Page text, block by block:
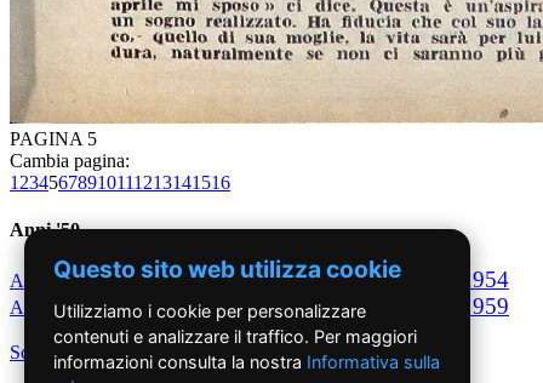
PAGINA 5
Cambia pagina:
1 2345678910111213141516
Anni '50
Anno1950Anno1951 Anno1952 Anno1953 1954
Anno 1955Anno1956 Anno1957Anno1958 1959
Scegli per decennio
Questo sito web utilizza cookie
Utilizziamo i cookie per personalizzare
contenuti e analizzare il traffico. Per maggiori
informazioni consulta la nostra Informativa sulla